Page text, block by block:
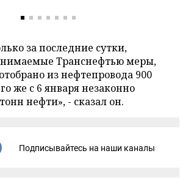
за последние сутки,
Транснефтью меры,
из нефтепровода 900
же с 6 января незаконно
нефти», - сказал он.
Подписывайтесь на наши каналы